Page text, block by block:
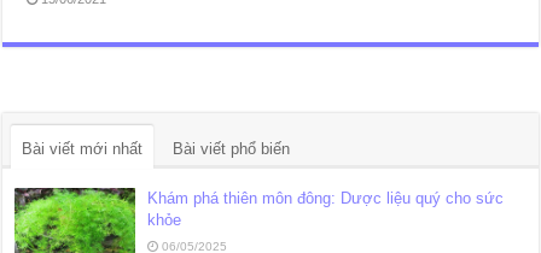
Bài viết mới nhất Bài viết phổ biến
Khám phá thiên môn đông: Dược liệu quý cho sức
khỏe
06/05/2025